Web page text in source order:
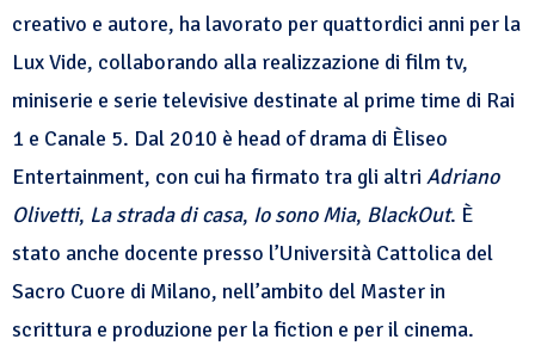
creativo e autore, ha lavorato per quattordici anni per la
Lux Vide, collaborando alla realizzazione di film tv,
miniserie e serie televisive destinate al prime time di Rai
1 e Canale 5. Dal 2010 è head of drama di Èliseo
Entertainment, con cui ha firmato tra gli altri Adriano
Olivetti, La strada di casa, Io sono Mia, BlackOut. È
stato anche docente presso l’Università Cattolica del
Sacro Cuore di Milano, nell’ambito del Master in
scrittura e produzione per la fiction e per il cinema.